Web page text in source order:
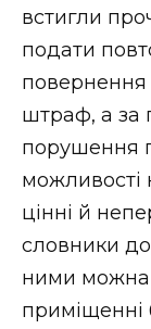
встигли
подати
повернення
штраф, а за
порушення
можливості
цінні й
словники
ними
приміщенні